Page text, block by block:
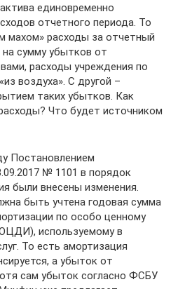
единовременно
отчетного периода. То
махом» расходы за отчетный
сумму убытков от
расходы учреждения по
воздуха». С другой –
таких убытков. Как
Что будет источником
Постановлением
№ 1101 в порядок
были внесены изменения.
быть учтена годовая сумма
по особо ценному
используемому в
То есть амортизация
а убыток от
сам убыток согласно ФСБУ